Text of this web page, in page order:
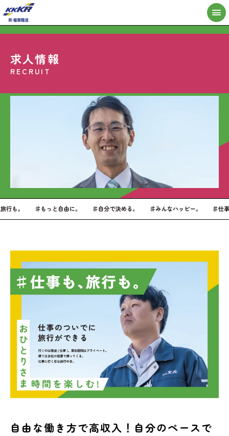
求人情報
RECRUIT
会社概要
COMPANY
事業内容
WORKS
営業所
SALES OFFICE
求人情報
RECRUIT
NEWS & TOPICS
お問い合わせ
CONTACT
自由な働き方で高収入！自分のペースで